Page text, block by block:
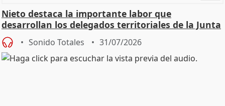
Nieto destaca la importante labor que
desarrollan los delegados territoriales de la Junta
Sonido Totales 31/07/2026